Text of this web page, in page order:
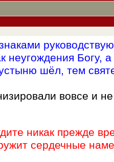
неугождения Богу,
шёл, тем
вовсе и
никак прежде
сердечные